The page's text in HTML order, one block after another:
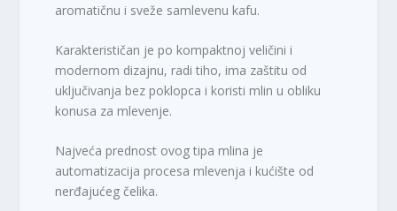
aromatičnu i sveže samlevenu kafu.
Karakterističan je po kompaktnoj veličini i
modernom dizajnu, radi tiho, ima zaštitu od
uključivanja bez poklopca i koristi mlin u obliku
konusa za mlevenje.
Najveća prednost ovog tipa mlina je
automatizacija procesa mlevenja i kućište od
nerđajućeg čelika.